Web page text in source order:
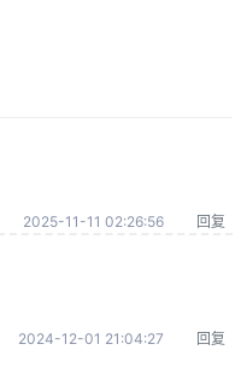
2025-11-11 02:26:56 回复
2024-12-01 21:04:27 回复